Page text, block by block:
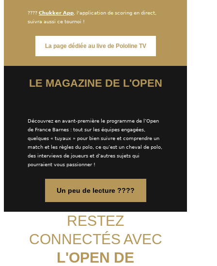
???? Chukker App , l'application de scoring en direct,
suivra aussi ce tournoi !
La page dédiée au live de Pololine TV
LE MAGAZINE DE L'OPEN
Découvrez en avant-première le programme de l’Open
de France Barnes : tout sur les équipes engagées,
quelques « tuyaux » pour bien suivre et comprendre un
match et les règles du polo, ce qu’est un cheval de polo,
des interviews de joueurs et d’autres sujets qui
pourraient vous passionner !
Un peu de lecture ????
RESTEZ
CONNECTÉS AVEC
L'OPEN DE